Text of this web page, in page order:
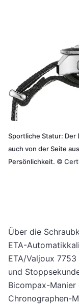
Sportliche Statur: Der
auch von der Seite
Persönlichkeit. ©
Über die
ETA-
ETA/Valjoux
und
Bicompax-Manier
Chronographen-